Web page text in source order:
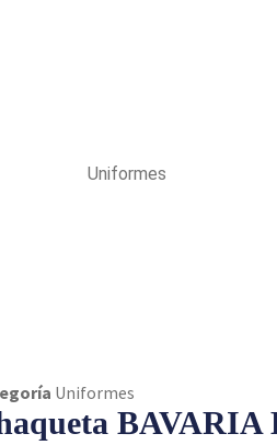
Uniformes
Uniformes